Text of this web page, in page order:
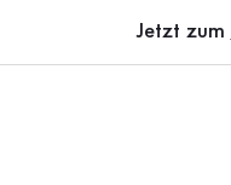
Jetzt zum